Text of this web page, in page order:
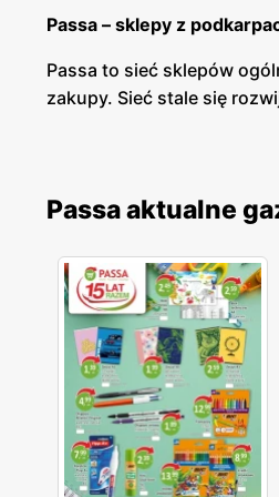
Passa – sklepy z
Passa to sieć sklepów
zakupy. Sieć stale się
lokalnych piekarniach.
Passa - promocje
Passa posiada swoją
chętnie robią tutaj
Passa aktualne